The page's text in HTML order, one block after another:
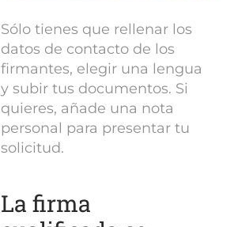
Sólo tienes que rellenar los
datos de contacto de los
firmantes, elegir una lengua
y subir tus documentos. Si
quieres, añade una nota
personal para presentar tu
solicitud.
La firma